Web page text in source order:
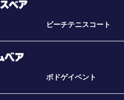
ビーチテニスコート
ボドゲイベント